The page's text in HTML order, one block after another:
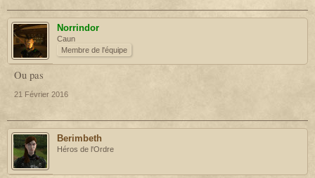
Norrindor
Caun
Membre de l'équipe
Ou pas
21 Février 2016
Berimbeth
Héros de l'Ordre